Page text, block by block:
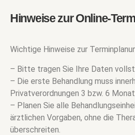
Hinweise zur Online-
Wichtige Hinweise zur
– Bitte tragen Sie Ihre Daten
– Die erste Behandlung muss
Privatverordnungen 3 bzw. 6
– Planen Sie alle
ärztlichen Vorgaben, ohne die
überschreiten.